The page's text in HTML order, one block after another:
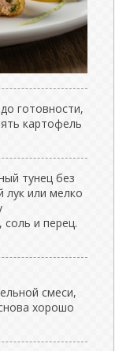
готовности,
картофель
тунец без
лук или мелко
и перец.
смеси,
хорошо